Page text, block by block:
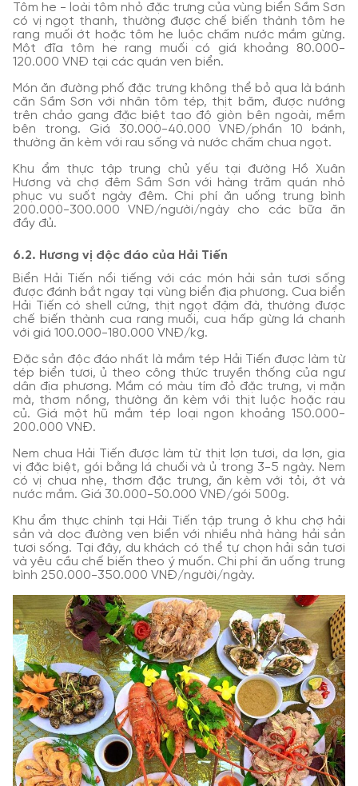
Tôm he - loài tôm nhỏ đặc trưng của vùng biển Sầm Sơn
có vị ngọt thanh, thường được chế biến thành tôm he
rang muối ớt hoặc tôm he luộc chấm nước mắm gừng.
Một đĩa tôm he rang muối có giá khoảng 80.000-
120.000 VNĐ tại các quán ven biển.
Món ăn đường phố đặc trưng không thể bỏ qua là bánh
căn Sầm Sơn với nhân tôm tép, thịt băm, được nướng
trên chảo gang đặc biệt tạo độ giòn bên ngoài, mềm
bên trong. Giá 30.000-40.000 VNĐ/phần 10 bánh,
thường ăn kèm với rau sống và nước chấm chua ngọt.
Khu ẩm thực tập trung chủ yếu tại đường Hồ Xuân
Hương và chợ đêm Sầm Sơn với hàng trăm quán nhỏ
phục vụ suốt ngày đêm. Chi phí ăn uống trung bình
200.000-300.000 VNĐ/người/ngày cho các bữa ăn
đầy đủ.
6.2. Hương vị độc đáo của Hải Tiến
Biển Hải Tiến nổi tiếng với các món hải sản tươi sống
được đánh bắt ngay tại vùng biển địa phương. Cua biển
Hải Tiến có shell cứng, thịt ngọt đậm đà, thường được
chế biến thành cua rang muối, cua hấp gừng lá chanh
với giá 100.000-180.000 VNĐ/kg.
Đặc sản độc đáo nhất là mắm tép Hải Tiến được làm từ
tép biển tươi, ủ theo công thức truyền thống của ngư
dân địa phương. Mắm có màu tím đỏ đặc trưng, vị mặn
mà, thơm nồng, thường ăn kèm với thịt luộc hoặc rau
củ. Giá một hũ mắm tép loại ngon khoảng 150.000-
200.000 VNĐ.
Nem chua Hải Tiến được làm từ thịt lợn tươi, da lợn, gia
vị đặc biệt, gói bằng lá chuối và ủ trong 3-5 ngày. Nem
có vị chua nhẹ, thơm đặc trưng, ăn kèm với tỏi, ớt và
nước mắm. Giá 30.000-50.000 VNĐ/gói 500g.
Khu ẩm thực chính tại Hải Tiến tập trung ở khu chợ hải
sản và dọc đường ven biển với nhiều nhà hàng hải sản
tươi sống. Tại đây, du khách có thể tự chọn hải sản tươi
và yêu cầu chế biến theo ý muốn. Chi phí ăn uống trung
bình 250.000-350.000 VNĐ/người/ngày.